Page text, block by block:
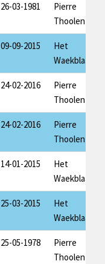
26-03-1981
Pierre
Thoolen
09-09-2015
Het
Waekblaad
24-02-2016
Pierre
Thoolen
24-02-2016
Pierre
Thoolen
14-01-2015
Het
Waekblaad
25-03-2015
Het
Waekblaad
25-05-1978
Pierre
Thoolen